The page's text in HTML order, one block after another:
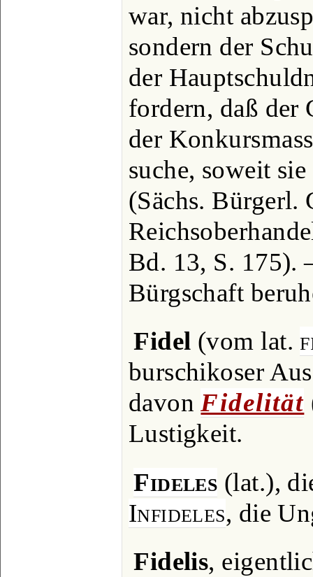
war, nicht
sondern der
der
fordern, daß der
der
suche, soweit
(Sächs. Bürgerl.
Bd. 13, S. 175).
Bürgschaft
Fidel (vom lat.
burschikoser
davonFidelität
Lustigkeit.
Fideles (lat.),
Infideles, die
Fidelis,